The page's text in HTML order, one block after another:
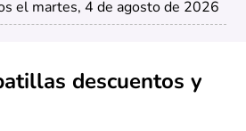
el martes, 4 de agosto de 2026
descuentos y